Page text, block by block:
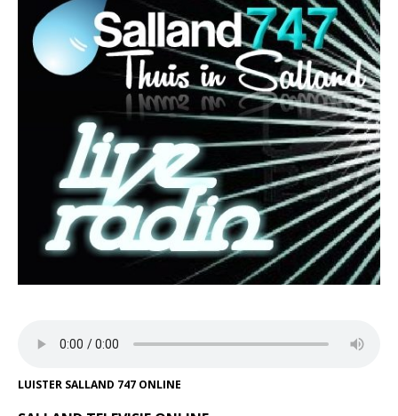
LUISTER SALLAND 747 ONLINE